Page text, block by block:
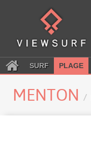
SURF PLAGE
MENTON